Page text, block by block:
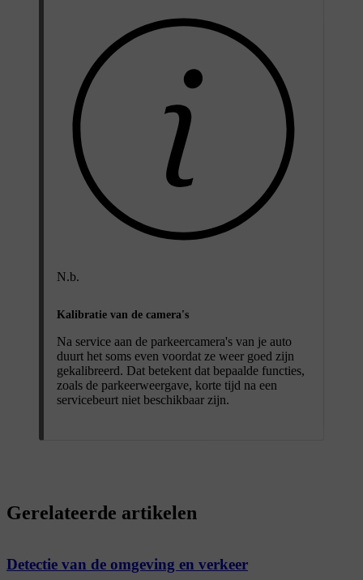
N.b.
Kalibratie van de camera's
Na service aan de parkeercamera's van je auto
duurt het soms even voordat ze weer goed zijn
gekalibreerd. Dat betekent dat bepaalde functies,
zoals de parkeerweergave, korte tijd na een
servicebeurt niet beschikbaar zijn.
Gerelateerde artikelen
Detectie van de omgeving en verkeer